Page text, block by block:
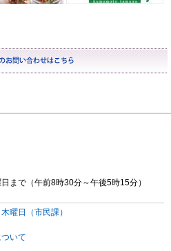
まで（午前8時30分～午後5時15分）
曜日（市民課）
いて